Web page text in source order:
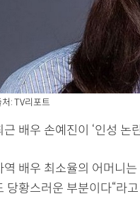
처: TV리포트
근 배우 손예진이 ‘인성 논
역 배우 최소율의 어머니
당황스러운 부분이다“라